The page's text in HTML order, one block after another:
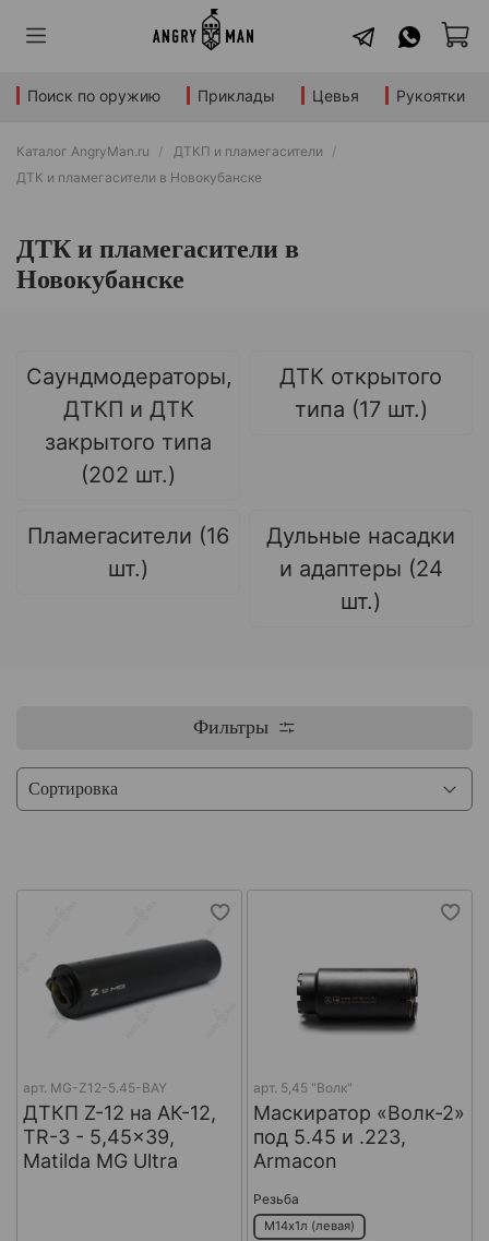
Поиск по оружию Приклады Цевья Рукоятки
Каталог AngryMan.ru
ДТКП и пламегасители
ДТК и пламегасители в Новокубанске
ДТК и пламегасители в
Новокубанске
Саундмодераторы,
ДТКП и ДТК
закрытого типа
(202 шт.)
ДТК открытого
типа (17 шт.)
Пламегасители (16
шт.)
Дульные насадки
и адаптеры (24
шт.)
Фильтры
арт. MG-Z12-5.45-BAY
ДТКП Z-12 на АК-12,
TR-3 - 5,45x39,
Matilda MG Ultra
арт. 5,45 "Волк"
Маскиратор «Волк-2»
под 5.45 и .223,
Armacon
Резьба
М14х1л (левая)